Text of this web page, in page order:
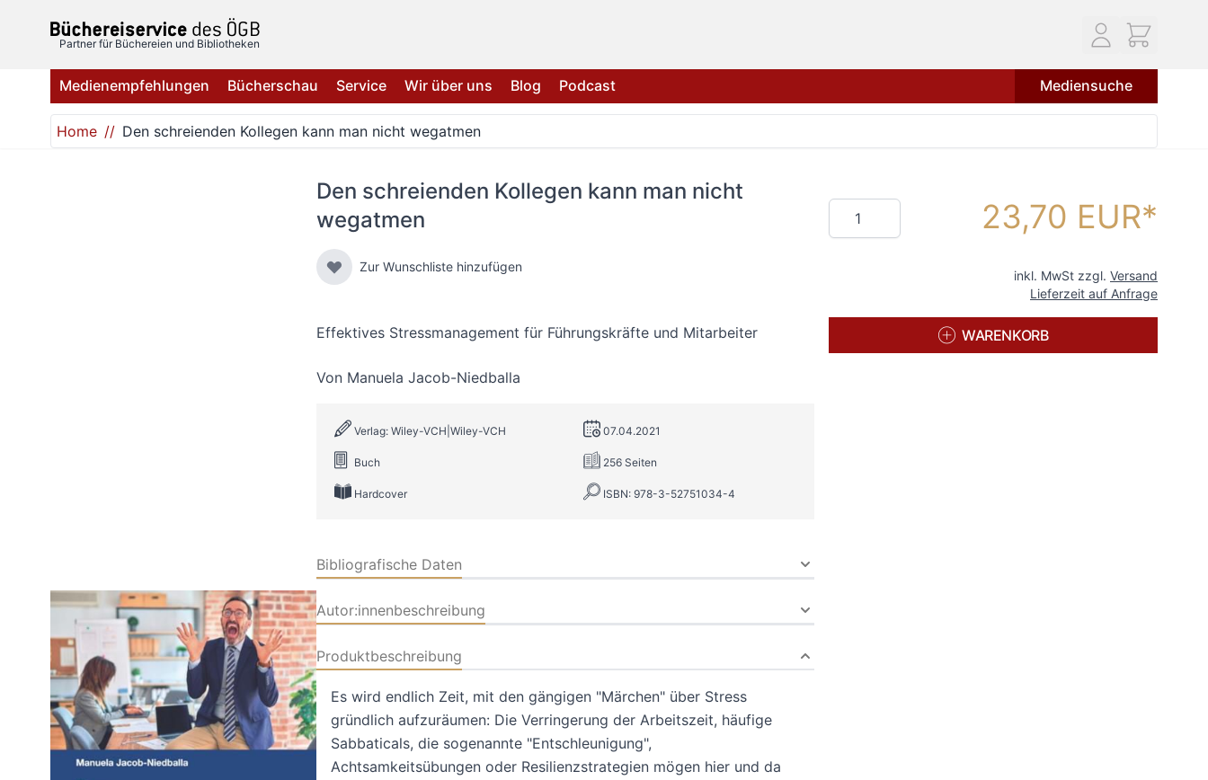
Partner für Büchereien und Bibliotheken
Medienempfehlungen Bücherschau Service Wir über uns Blog Podcast Mediensuche
Home Den schreienden Kollegen kann man nicht wegatmen
Den schreienden Kollegen kann man nicht
wegatmen
Zur Wunschliste hinzufügen
Effektives Stressmanagement für Führungskräfte und Mitarbeiter
Von Manuela Jacob-Niedballa
Verlag: Wiley-VCH|Wiley-VCH 07.04.2021
Buch 256 Seiten
Hardcover ISBN: 978-3-52751034-4
Bibliografische Daten
Autor:innenbeschreibung
Produktbeschreibung
Es wird endlich Zeit, mit den gängigen "Märchen" über Stress
gründlich aufzuräumen: Die Verringerung der Arbeitszeit, häufige
Sabbaticals, die sogenannte "Entschleunigung",
Achtsamkeitsübungen oder Resilienzstrategien mögen hier und da
Menge 23,70 EUR
inkl. MwSt zzgl. Versand
Lieferzeit auf Anfrage
WARENKORB